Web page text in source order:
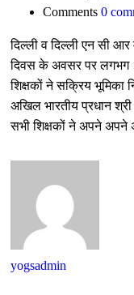
Comments 0
दिल्ली व दिल्ली एन सी
दिवस के अवसर पर लगभग
शिक्षकों ने सक्रिय भूमिका
अखिल भारतीय प्रधान
सभी शिक्षकों ने अपने अपने
yogsadmin